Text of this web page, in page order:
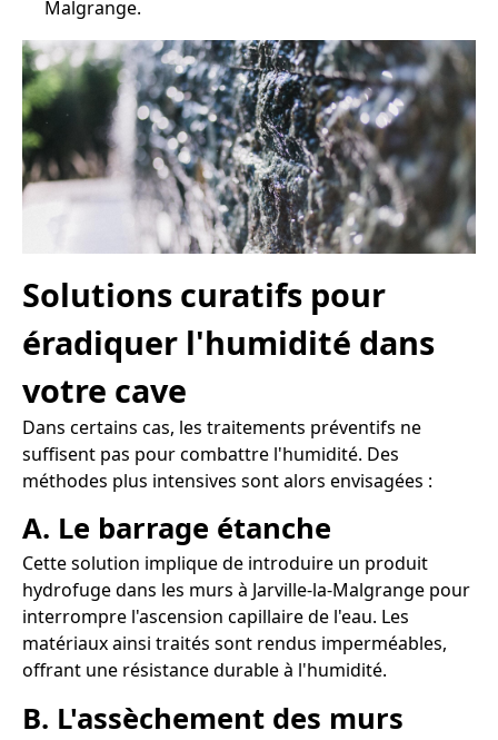
Malgrange.
Solutions curatifs pour
éradiquer l'humidité dans
votre cave
Dans certains cas, les traitements préventifs ne
suffisent pas pour combattre l'humidité. Des
méthodes plus intensives sont alors envisagées :
A. Le barrage étanche
Cette solution implique de introduire un produit
hydrofuge dans les murs à Jarville-la-Malgrange pour
interrompre l'ascension capillaire de l'eau. Les
matériaux ainsi traités sont rendus imperméables,
offrant une résistance durable à l'humidité.
B. L'assèchement des murs